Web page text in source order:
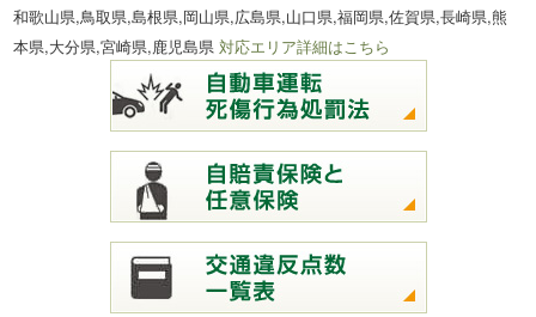
和歌山県,鳥取県,島根県,岡山県,広島県,山口県,福岡県,佐賀県,長崎県,熊
本県,大分県,宮崎県,鹿児島県対応エリア詳細はこちら